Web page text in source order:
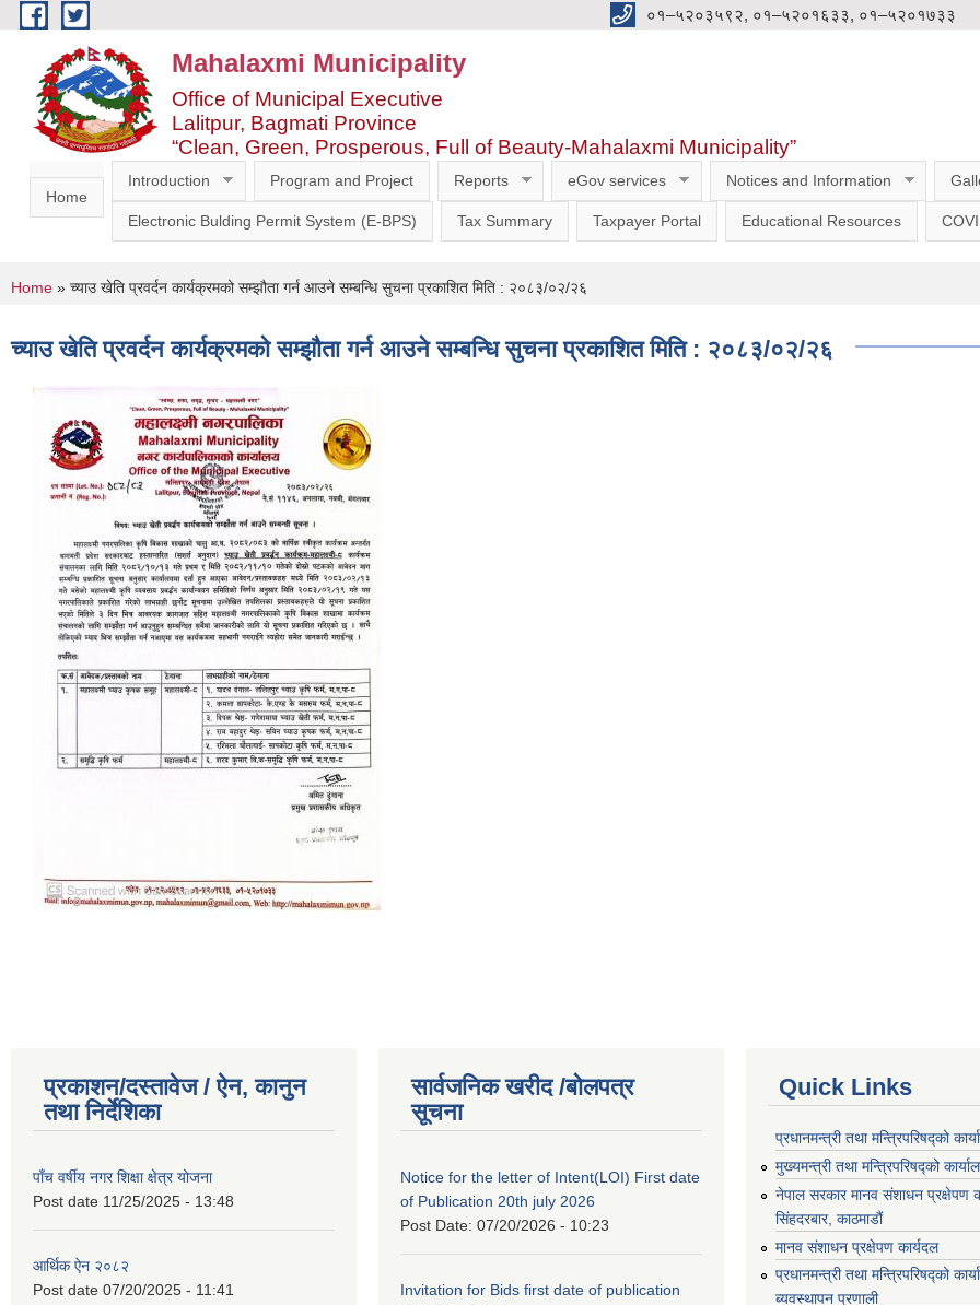
Skip to main content ०१–५२०३५९२, ०१–५२०१६३३, ०१–५२०१७३३
Mahalaxmi Municipality
Office of Municipal Executive
Lalitpur, Bagmati Province
“Clean, Green, Prosperous, Full of Beauty-Mahalaxmi Municipality”
Home
Introduction Program and Project Reports eGov services Notices and Information
Electronic Bulding Permit System (E-BPS) Tax Summary Taxpayer Portal Educational Resources
You are here
Home » च्याउ खेति प्रवर्दन कार्यक्रमको सम्झौता गर्न आउने सम्बन्धि सुचना प्रकाशित मिति : २०८३/०२/२६
च्याउ खेति प्रवर्दन कार्यक्रमको सम्झौता गर्न आउने सम्बन्धि सुचना प्रकाशित मिति : २०८३/०२/२६
प्रकाशन/दस्तावेज / ऐन, कानुन
तथा निर्देशिका
पाँच वर्षीय नगर शिक्षा क्षेत्र योजना
Post date 11/25/2025 - 13:48
आर्थिक ऐन २०८२
Post date 07/20/2025 - 11:41
सार्वजनिक खरीद /बोलपत्र
सूचना
Notice for the letter of Intent(LOI) First date
of Publication 20th july 2026
Post Date: 07/20/2026 - 10:23
Invitation for Bids first date of publication
Quick Links
प्रधानमन्त्री तथा मन्त्रिपरिषद्को
मुख्यमन्त्री तथा मन्त्रिपरिषद्को
नेपाल सरकार मानव संशाधन प्रक्षेपण
सिंहदरबार, काठमाडौं
मानव संशाधन प्रक्षेपण कार्यदल
प्रधानमन्त्री तथा मन्त्रिपरिषद्को
ब्यवस्थापन प्रणाली